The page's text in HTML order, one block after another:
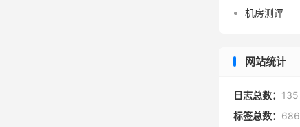
机房测评
网站统计
日志总数： 135
标签总数： 686